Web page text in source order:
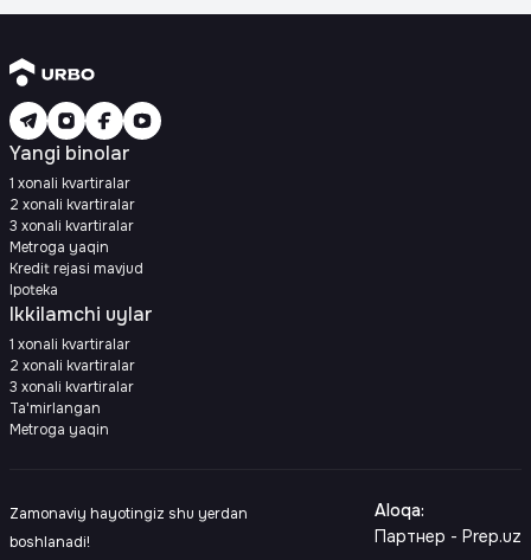
Yangi binolar
1 xonali kvartiralar
2 xonali kvartiralar
3 xonali kvartiralar
Metroga yaqin
Kredit rejasi mavjud
Ipoteka
Ikkilamchi uylar
1 xonali kvartiralar
2 xonali kvartiralar
3 xonali kvartiralar
Ta'mirlangan
Metroga yaqin
Zamonaviy hayotingiz shu yerdan
boshlanadi!
Aloqa:
Партнер - Prep.uz